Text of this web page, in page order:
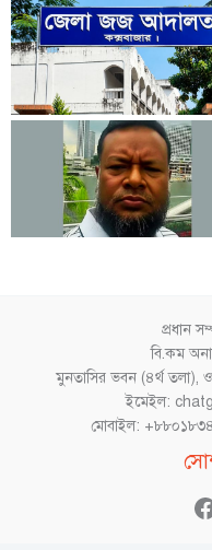
প্রধান
বি.কম
মুনতাসির ভবন (৪র্থ তলা),
ইমেইল:
মোবাইল: